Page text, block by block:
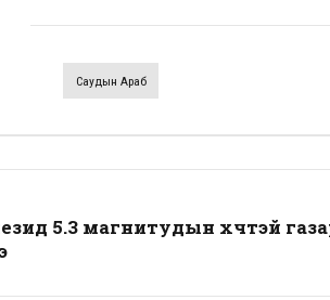
Саудын Араб
5.3 магнитудын хүчтэй